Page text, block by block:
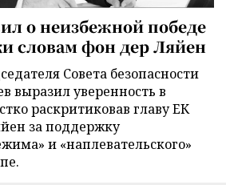
о неизбежной победе
словам фон дер Ляйен
Совета безопасности
выразил уверенность в
раскритиковав главу ЕК
за поддержку
и «наплевательского»